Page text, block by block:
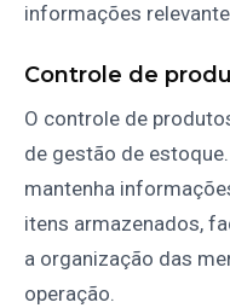
informações
Controle de
O controle de
de gestão de
mantenha
itens armazenados,
a organização das
operação.